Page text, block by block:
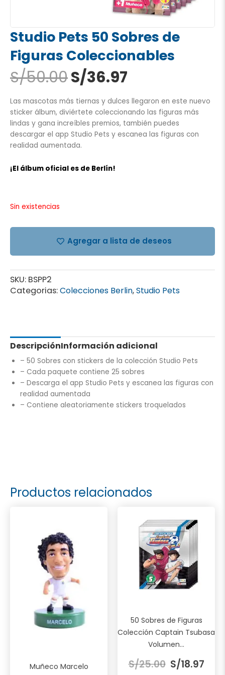
Studio Pets 50 Sobres de
Figuras Coleccionables
S/50.00El
precio
original
era:
S/50.00.
S/36.97
actual
es:
S/36.97.
Las mascotas más tiernas y dulces llegaron en este nuevo
sticker álbum, diviértete coleccionando las figuras más
lindas y gana increíbles premios, también puedes
descargar el app Studio Pets y escanea las figuras con
realidad aumentada.
¡El álbum oficial es de Berlín!
Sin existencias
Agregar a lista de deseos
SKU: BSPP2
Categorias:Colecciones Berlin,Studio Pets
DescripciónInformación adicional
– 50 Sobres con stickers de la colección Studio Pets
– Cada paquete contiene 25 sobres
– Descarga el app Studio Pets y escanea las figuras con
realidad aumentada
– Contiene aleatoriamente stickers troquelados
Productos relacionados
Muñeco Marcelo
50 Sobres de Figuras
Colección Captain Tsubasa
Volumen...
S/25.00 precio
S/18.97